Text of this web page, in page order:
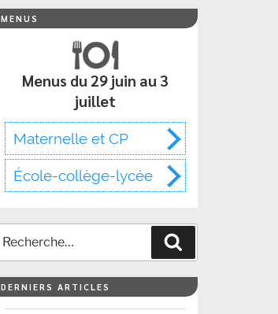
MENUS
Menus du 29 juin au 3
juillet
Maternelle et CP
École-collège-lycée
DERNIERS ARTICLES